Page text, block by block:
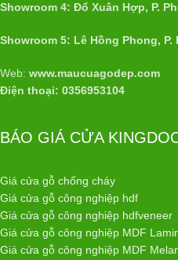
Showroom 4: Đổ Xuân Hợp, P.
Showroom 5: Lê Hồng Phong,
Web: www.maucuagodep.com
Điện thoại: 0356953104
BÁO GIÁ CỬA
Giá cửa gỗ chống cháy
Giá cửa gỗ công nghiệp hdf
Giá cửa gỗ công nghiệp hdfveneer
Giá cửa gỗ công nghiệp MDF
Giá cửa gỗ công nghiệp MDF